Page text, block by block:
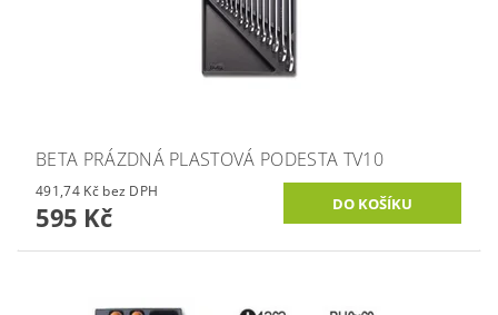
BETA PRÁZDNÁ PLASTOVÁ PODESTA TV10
491,74 Kč bez DPH
595 Kč